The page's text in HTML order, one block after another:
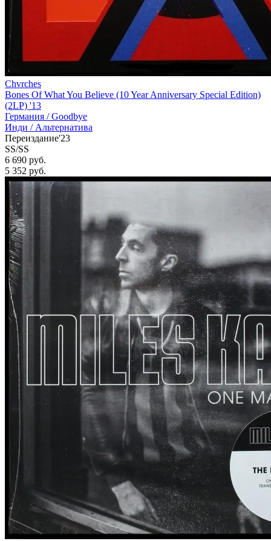
Chvrches
Bones Of What You Believe (10 Year Anniversary Special Edition)
(2LP) '13
Германия /Goodbye
Инди / Альтернатива
Переиздание'23
SS/SS
6 690 руб.
5 352 руб.